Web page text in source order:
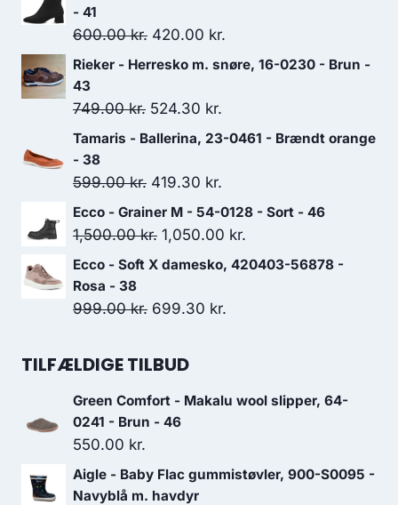
- 41
600.00kr. Den
oprindelige
var:
600.00 kr..
420.00 kr.
aktuelle
420.00 kr..
Rieker - Herresko m. snøre, 16-0230 - Brun -
43
749.00kr. Den
oprindelige
var:
749.00 kr..
524.30 kr.
aktuelle
524.30 kr..
Tamaris - Ballerina, 23-0461 - Brændt orange
- 38
599.00kr. Den
oprindelige
pris
599.00 kr..
419.30 kr.
aktuelle
pris
419.30 kr..
Ecco - Grainer M - 54-0128 - Sort - 46
1,500.00kr. Den
oprindelige
var:
1,050.00 kr.
aktuelle
Ecco - Soft X damesko, 420403-56878 -
Rosa - 38
999.00kr. Den
pris
999.00 kr..
699.30 kr.
699.30 kr..
TILFÆLDIGE TILBUD
Green Comfort - Makalu wool slipper, 64-
0241 - Brun - 46
550.00 kr.
Aigle - Baby Flac gummistøvler, 900-S0095 -
Navyblå m. havdyr